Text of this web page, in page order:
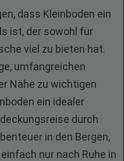
dass Kleinboden ein
ist, der sowohl für
viel zu bieten hat.
umfangreichen
Nähe zu wichtigen
ein idealer
durch
in den Bergen,
nur nach Ruhe in